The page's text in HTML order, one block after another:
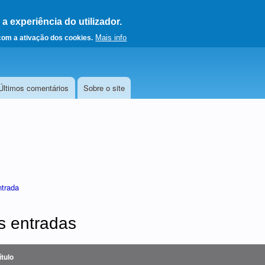
experiência do utilizador.
a ativação dos cookies. Mais info
página principal
comentários Sobre o site
entradas